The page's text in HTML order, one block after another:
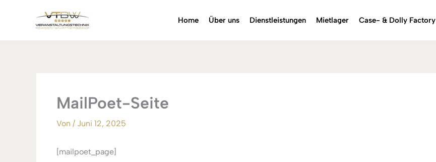
Home Über uns Dienstleistungen Mietlager Case- & Dolly Factory
MailPoet-Seite
Von / Juni 12, 2025
[mailpoet_page]